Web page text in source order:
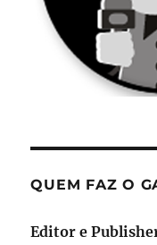
QUEM FAZ O
Editor e